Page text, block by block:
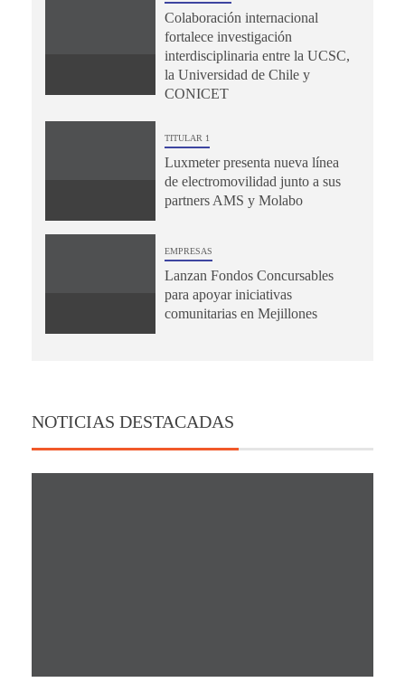
Colaboración internacional
fortalece investigación
interdisciplinaria entre la UCSC,
la Universidad de Chile y
CONICET
TITULAR 1
Luxmeter presenta nueva línea
de electromovilidad junto a sus
partners AMS y Molabo
EMPRESAS
Lanzan Fondos Concursables
para apoyar iniciativas
comunitarias en Mejillones
NOTICIAS DESTACADAS